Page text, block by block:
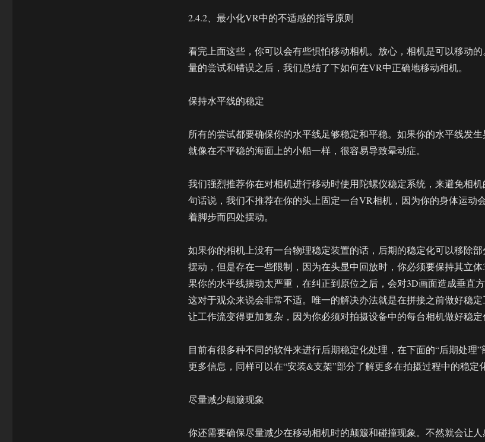
2.4.2、最小化VR中的不适感的指导原则
看完上面这些，你可以会有些惧怕移动相机。放心，相机是可以移动
量的尝试和错误之后，我们总结了下如何在VR中正确地移动相机。
保持水平线的稳定
所有的尝试都要确保你的水平线足够稳定和平稳。如果你的水平线发生
就像在不平稳的海面上的小船一样，很容易导致晕动症。
我们强烈推荐你在对相机进行移动时使用陀螺仪稳定系统，来避免相
句话说，我们不推荐在你的头上固定一台VR相机，因为你的身体运动
着脚步而四处摆动。
如果你的相机上没有一台物理稳定装置的话，后期的稳定化可以移除
摆动，但是存在一些限制，因为在头显中回放时，你必须要保持其立
果你的水平线摆动太严重，在纠正到原位之后，会对3D画面造成垂直方
这对于观众来说会非常不适。唯一的解决办法就是在拼接之前做好稳
让工作流变得更加复杂，因为你必须对拍摄设备中的每台相机做好稳定
目前有很多种不同的软件来进行后期稳定化处理，在下面的“后期处理
更多信息，同样可以在“安装&支架”部分了解更多在拍摄过程中的稳定
尽量减少颠簸现象
你还需要确保尽量减少在移动相机时的颠簸和碰撞现象。不然就会让